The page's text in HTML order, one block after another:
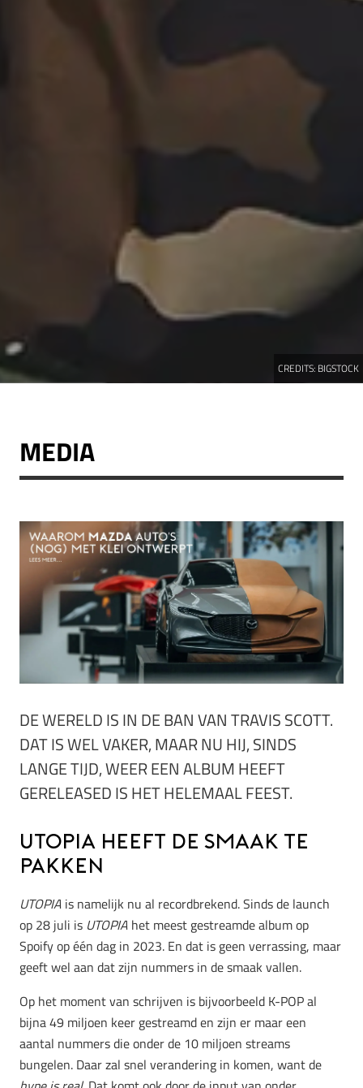
CREDITS: BIGSTOCK
MEDIA
DE WERELD IS IN DE BAN VAN TRAVIS SCOTT.
DAT IS WEL VAKER, MAAR NU HIJ, SINDS
LANGE TIJD, WEER EEN ALBUM HEEFT
GERELEASED IS HET HELEMAAL FEEST.
UTOPIA heeft de smaak te
pakken
UTOPIA is namelijk nu al recordbrekend. Sinds de launch
op 28 juli is UTOPIA het meest gestreamde album op
Spoify op één dag in 2023. En dat is geen verrassing, maar
geeft wel aan dat zijn nummers in de smaak vallen.
Op het moment van schrijven is bijvoorbeeld K-POP al
bijna 49 miljoen keer gestreamd en zijn er maar een
aantal nummers die onder de 10 miljoen streams
bungelen. Daar zal snel verandering in komen, want de